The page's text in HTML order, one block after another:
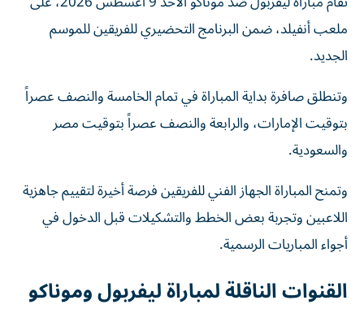
ملعب أنفيلد، ضمن البرنامج التحضيري للفريقين للموسم
الجديد.
وتنطلق صافرة بداية المباراة في تمام الخامسة والنصف عصراً
بتوقيت الإمارات، والرابعة والنصف عصراً بتوقيت مصر
والسعودية.
وتمنح المباراة الجهاز الفني للفريقين فرصة أخيرة لتقييم جاهزية
اللاعبين وتجربة بعض الخطط والتشكيلات قبل الدخول في
أجواء المباريات الرسمية.
القنوات الناقلة لمباراة ليفربول وموناكو